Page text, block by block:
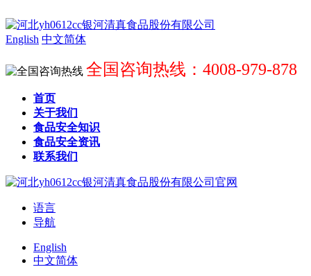
English 中文简体
全国咨询热线：4008-979-878
首页
关于我们
食品安全知识
食品安全资讯
联系我们
语言
导航
English
中文简体